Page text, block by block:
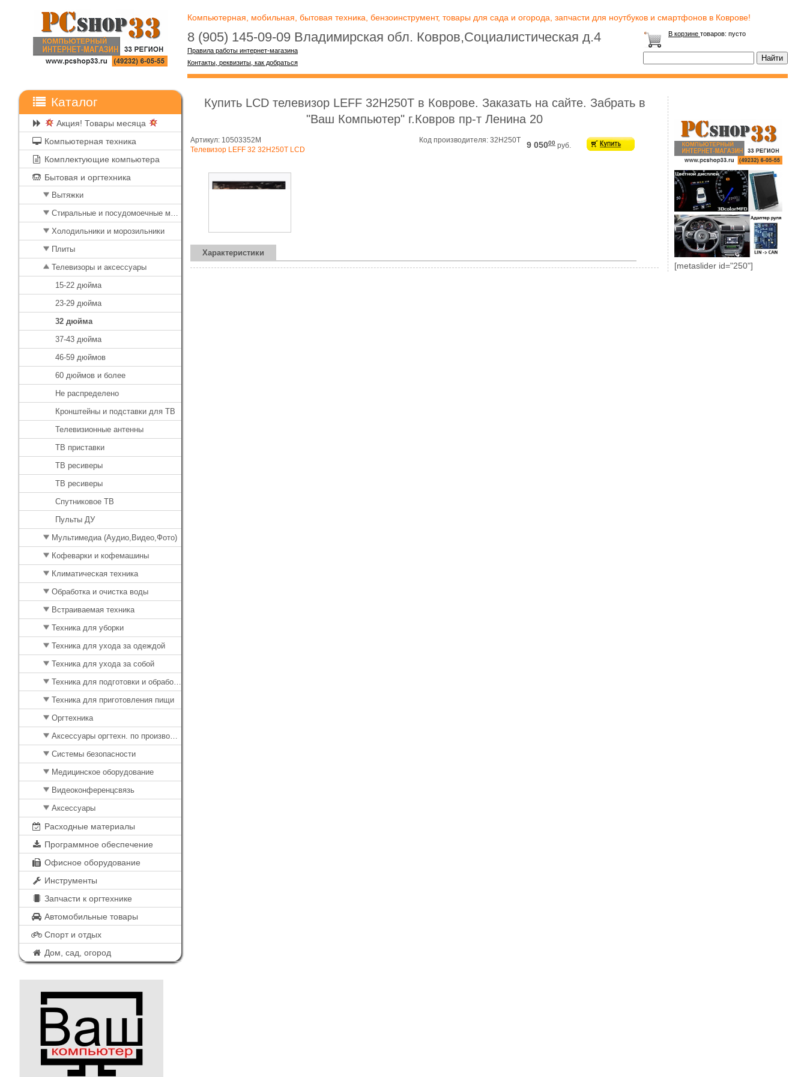
Компьютерная, мобильная, бытовая техника, бензоинструмент, товары для сада и огорода, запчасти для ноутбуков и смартфонов в Коврове!
8 (905) 145-09-09 Владимирская обл. Ковров,Социалистическая д.4
Правила работы интернет-магазина
Контакты, реквизиты, как добраться
В корзине товаров: пусто
Каталог
Акция! Товары месяца
Компьютерная техника
Комплектующие компьютера
Бытовая и оргтехника
Вытяжки
Стиральные и посудомоечные машины
Холодильники и морозильники
Плиты
Телевизоры и аксессуары
15-22 дюйма
23-29 дюйма
32 дюйма
37-43 дюйма
46-59 дюймов
60 дюймов и более
Не распределено
Кронштейны и подставки для ТВ
Телевизионные антенны
ТВ приставки
ТВ ресиверы
ТВ ресиверы
Спутниковое ТВ
Пульты ДУ
Мультимедиа (Аудио,Видео,Фото)
Кофеварки и кофемашины
Климатическая техника
Обработка и очистка воды
Встраиваемая техника
Техника для уборки
Техника для ухода за одеждой
Техника для ухода за собой
Техника для подготовки и обработки продуктов
Техника для приготовления пищи
Оргтехника
Аксессуары оргтехн. по производителю
Системы безопасности
Медицинское оборудование
Видеоконференцсвязь
Аксессуары
Расходные материалы
Программное обеспечение
Офисное оборудование
Инструменты
Запчасти к оргтехнике
Автомобильные товары
Спорт и отдых
Дом, сад, огород
Купить LCD телевизор LEFF 32H250T в Коврове. Заказать на сайте. Забрать в
"Ваш Компьютер" г.Ковров пр-т Ленина 20
Артикул: 10503352M
Код производителя: 32H250T
Телевизор LEFF 32 32H250T LCD
9 05000 руб.
Характеристики
[metaslider id="250"]